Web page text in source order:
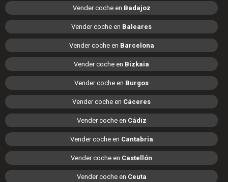
Vender coche en Badajoz
Vender coche en Baleares
Vender coche en Barcelona
Vender coche en Bizkaia
Vender coche en Burgos
Vender coche en Cáceres
Vender coche en Cádiz
Vender coche en Cantabria
Vender coche en Castellón
Vender coche en Ceuta